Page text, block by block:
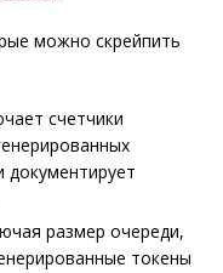
можно скрейпить
счетчики
документирует
размер очереди,
токены